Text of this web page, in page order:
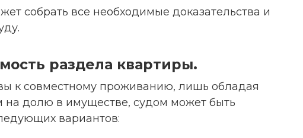
собрать все необходимые доказательства и
раздела квартиры.
к совместному проживанию, лишь обладая
долю в имуществе, судом может быть
вариантов: